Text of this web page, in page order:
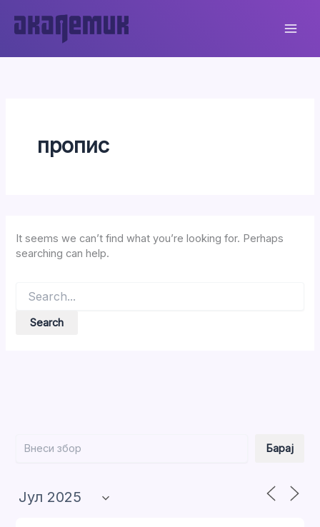
content
пропис
It seems we can’t find what you’re looking for. Perhaps
searching can help.
for:
Барај